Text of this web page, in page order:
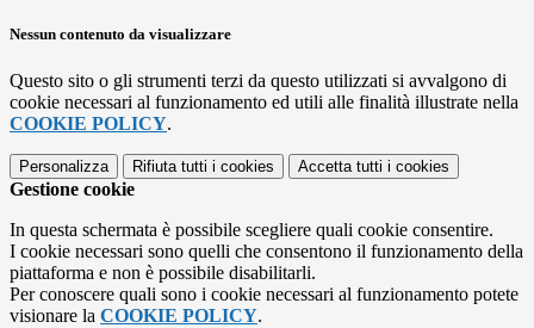
Nessun contenuto da visualizzare
Questo sito o gli strumenti terzi da questo utilizzati si avvalgono di
cookie necessari al funzionamento ed utili alle finalità illustrate nella
COOKIE POLICY.
Personalizza Rifiuta tutti i cookies Accetta tutti i cookies
Gestione cookie
In questa schermata è possibile scegliere quali cookie consentire.
I cookie necessari sono quelli che consentono il funzionamento della
piattaforma e non è possibile disabilitarli.
Per conoscere quali sono i cookie necessari al funzionamento potete
visionare la COOKIE POLICY.